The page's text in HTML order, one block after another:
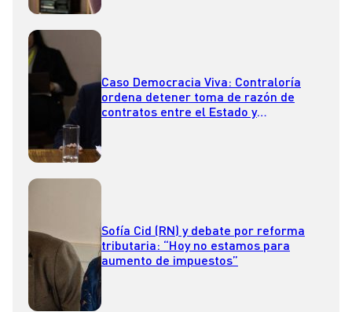
Caso Democracia Viva: Contraloría
ordena detener toma de razón de
contratos entre el Estado y
Sofía Cid (RN) y debate por reforma
tributaria: “Hoy no estamos para
aumento de impuestos”